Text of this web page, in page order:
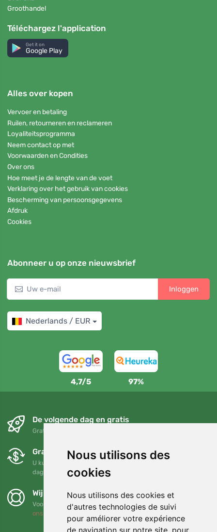
Nous utilisons des
cookies
Nous utilisons des cookies et
d'autres technologies de suivi
pour améliorer votre expérience
de navigation sur notre site, pour
Groothandel
Téléchargez l'application
Get it on
Google Play
Alles over kopen
Vervoer en betaling
Ruilen, retourneren en reclameren
Loyaliteitsprogramma
Neem contact op met
Voorwaarden en Condities
Over ons
Hoe meet je de lengte van de voet
Verklaring over het gebruik van cookies
Bescherming van persoonsgegevens
Afdruk
Cookies
Abonneer u op onze nieuwsbrief
Inloggen
Nederlands / EUR
4,7/5 97%
De volgende dag en gratis
Gratis verzending voor bestellingen boven 95 EUR
Gratis ruilen en retourneren
U kunt uw bestelling op elk gewenst moment binnen 90
dagen retourneren of ruilen
Wij steunen Trees.org
Voor elke bestelling planten we een boom! Lees meer
ons